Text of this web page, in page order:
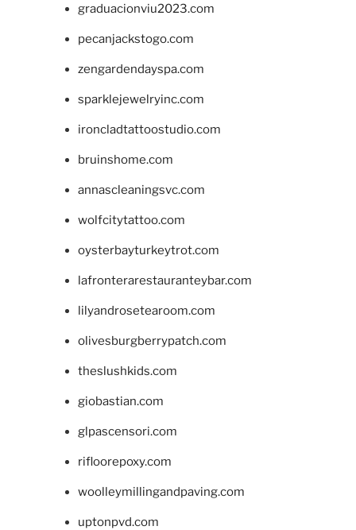
graduacionviu2023.com
pecanjackstogo.com
zengardendayspa.com
sparklejewelryinc.com
ironcladtattoostudio.com
bruinshome.com
annascleaningsvc.com
wolfcitytattoo.com
oysterbayturkeytrot.com
lafronterarestauranteybar.com
lilyandrosetearoom.com
olivesburgberrypatch.com
theslushkids.com
giobastian.com
glpascensori.com
rifloorepoxy.com
woolleymillingandpaving.com
uptonpvd.com